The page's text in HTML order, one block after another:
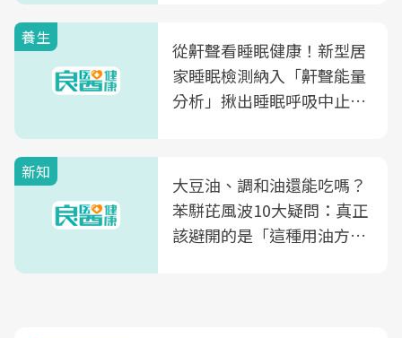
養生
從鼾聲看睡眠健康！新型居
家睡眠檢測納入「鼾聲能量
分析」揪出睡眠呼吸中止症
新知
大豆油、調和油還能吃嗎？
苯駢芘風波10大疑問：真正
該避開的是「這種用油方